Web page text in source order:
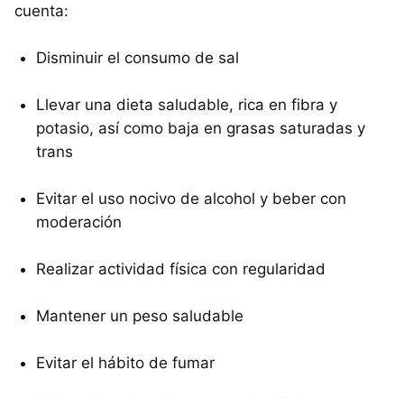
cuenta:
Disminuir el consumo de sal
Llevar una dieta saludable, rica en fibra y
potasio, así como baja en grasas saturadas y
trans
Evitar el uso nocivo de alcohol y beber con
moderación
Realizar actividad física con regularidad
Mantener un peso saludable
Evitar el hábito de fumar